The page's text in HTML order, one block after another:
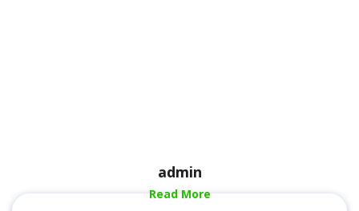
admin
Read More